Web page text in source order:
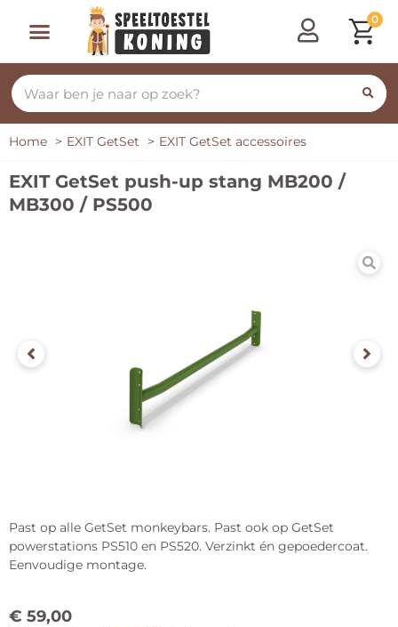
0
Home EXIT GetSet EXIT GetSet accessoires
EXIT GetSet push-up stang MB200 /
MB300 / PS500
Past op alle GetSet monkeybars. Past ook op GetSet
powerstations PS510 en PS520. Verzinkt én gepoedercoat.
Eenvoudige montage.
€ 59,00